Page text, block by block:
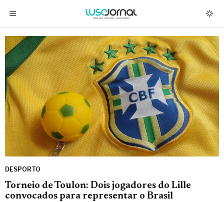
DESPORTO
Torneio de Toulon: Dois jogadores do Lille
convocados para representar o Brasil